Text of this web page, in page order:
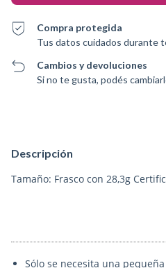
Compra protegida
Tus datos cuidados durante
Cambios y devoluciones
Si no te gusta, podés
Descripción
Tamaño: Frasco con 28,3g
Sólo se necesita una